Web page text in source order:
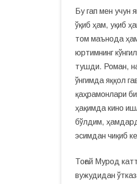
Бу гап мен учун
ўқиб ҳам, уқиб
том маънода
юртимнинг
тушди. Роман,
ўнгимда яққол
қаҳрамонлари
ҳақимда кино
бўлдим, ҳамдард
эсимдан чиқиб
Тоғай Мурод
вужудидан